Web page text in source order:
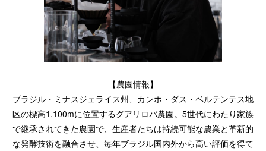
【農園情報】
ブラジル・ミナスジェライス州、カンポ・ダス・ベルテンテス地
区の標高1,100mに位置するグアリロバ農園。5世代にわたり家族
で継承されてきた農園で、生産者たちは持続可能な農業と革新的
な発酵技術を融合させ、毎年ブラジル国内外から高い評価を得て